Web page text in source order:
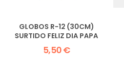
GLOBOS R-12 (30CM)
SURTIDO FELIZ DIA PAPA
5,50 €